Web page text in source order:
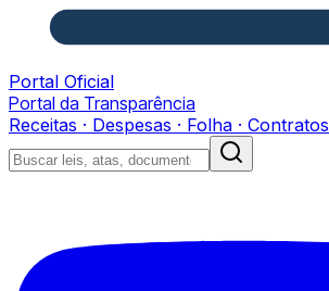
Portal Oficial
Portal da Transparência
Receitas · Despesas · Folha · Contratos